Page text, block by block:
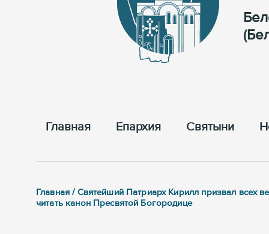
Главная Епархия Cвятыни
Главная / Святейший Патриарх Кирилл призвал всех
читать канон Пресвятой Богородице